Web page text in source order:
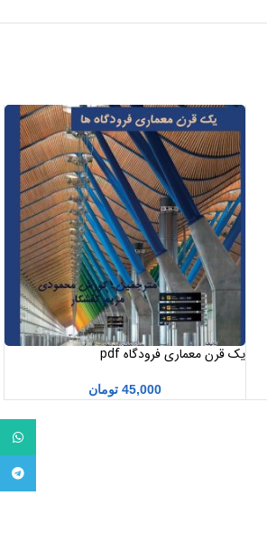
یک قرن معماری فرودگاه pdf
45,000 تومان
تلگرام